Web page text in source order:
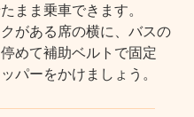
まま乗車できます。
がある席の横に、バスの
めて補助ベルトで固定
パーをかけましょう。